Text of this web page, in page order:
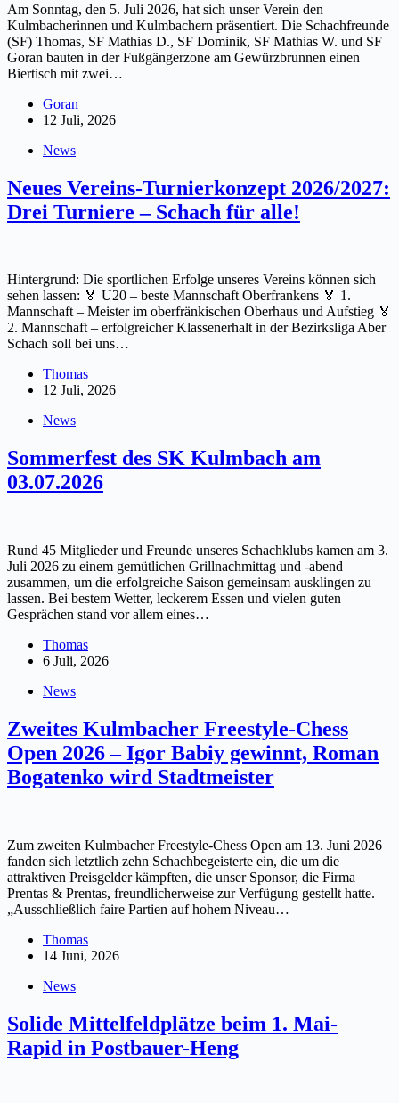
Am Sonntag, den 5. Juli 2026, hat sich unser Verein den
Kulmbacherinnen und Kulmbachern präsentiert. Die Schachfreunde
(SF) Thomas, SF Mathias D., SF Dominik, SF Mathias W. und SF
Goran bauten in der Fußgängerzone am Gewürzbrunnen einen
Biertisch mit zwei…
Goran
12 Juli, 2026
News
Neues Vereins-Turnierkonzept 2026/2027:
Drei Turniere – Schach für alle!
Hintergrund: Die sportlichen Erfolge unseres Vereins können sich
sehen lassen: 🏅 U20 – beste Mannschaft Oberfrankens 🏅 1.
Mannschaft – Meister im oberfränkischen Oberhaus und Aufstieg 🏅
2. Mannschaft – erfolgreicher Klassenerhalt in der Bezirksliga Aber
Schach soll bei uns…
Thomas
12 Juli, 2026
News
Sommerfest des SK Kulmbach am
03.07.2026
Rund 45 Mitglieder und Freunde unseres Schachklubs kamen am 3.
Juli 2026 zu einem gemütlichen Grillnachmittag und -abend
zusammen, um die erfolgreiche Saison gemeinsam ausklingen zu
lassen. Bei bestem Wetter, leckerem Essen und vielen guten
Gesprächen stand vor allem eines…
Thomas
6 Juli, 2026
News
Zweites Kulmbacher Freestyle-Chess
Open 2026 – Igor Babiy gewinnt, Roman
Bogatenko wird Stadtmeister
Zum zweiten Kulmbacher Freestyle-Chess Open am 13. Juni 2026
fanden sich letztlich zehn Schachbegeisterte ein, die um die
attraktiven Preisgelder kämpften, die unser Sponsor, die Firma
Prentas & Prentas, freundlicherweise zur Verfügung gestellt hatte.
„Ausschließlich faire Partien auf hohem Niveau…
Thomas
14 Juni, 2026
News
Solide Mittelfeldplätze beim 1. Mai-
Rapid in Postbauer-Heng